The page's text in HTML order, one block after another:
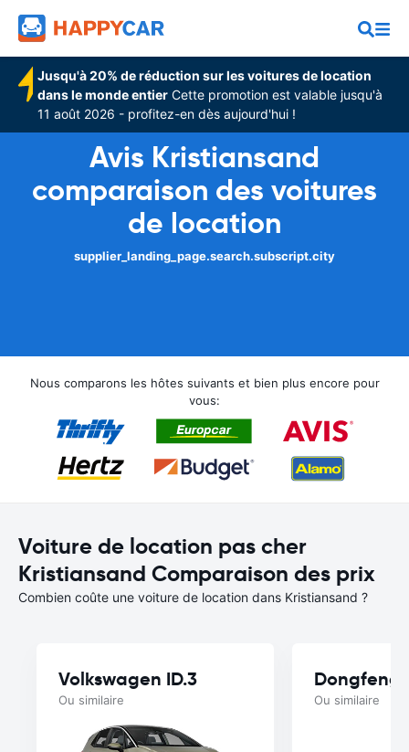
Jusqu'à 20% de réduction sur les voitures de location
dans le monde entier Cette promotion est valable jusqu'à
11 août 2026 - profitez-en dès aujourd'hui !
Avis Kristiansand
comparaison des voitures
de location
supplier_landing_page.search.subscript.city
Nous comparons les hôtes suivants et bien plus encore pour
vous:
Voiture de location pas cher
Kristiansand Comparaison des prix
Combien coûte une voiture de location dans Kristiansand ?
Volkswagen ID.3
Ou similaire
Dongfeng
Ou similaire